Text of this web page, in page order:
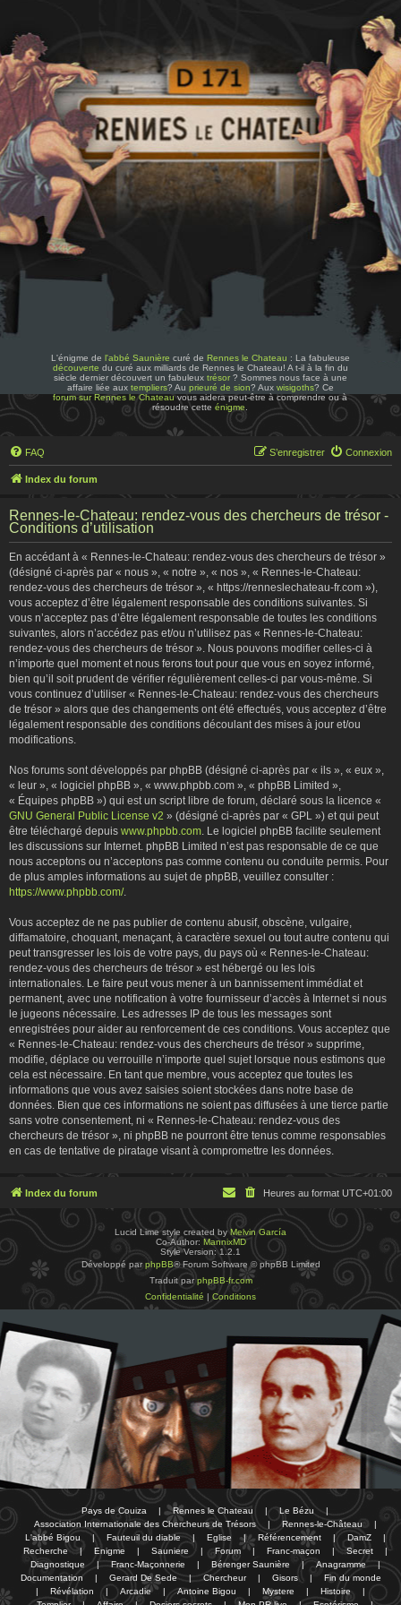
L'énigme de l'abbé Saunière curé de Rennes le Chateau : La fabuleuse
découverte du curé aux milliards de Rennes le Chateau! A t-il à la fin du
siècle dernier découvert un fabuleux trésor? Sommes nous face à une
affaire liée aux templiers? Au prieuré de sion? Aux wisigoths? Ce
forum sur Rennes le Chateauvous aidera peut-être à comprendre ou à
résoudre cetteénigme
FAQ Connexion
S’enregistrer
Index du forum
Rennes-le-Chateau: rendez-vous des chercheurs de trésor -
Conditions d’utilisation
En accédant à « Rennes-le-Chateau: rendez-vous des chercheurs de trésor »
(désigné ci-après par « nous », « notre », « nos », « Rennes-le-Chateau:
rendez-vous des chercheurs de trésor », « https://renneslechateau-fr.com »),
vous acceptez d’être légalement responsable des conditions suivantes. Si
vous n’acceptez pas d’être légalement responsable de toutes les conditions
suivantes, alors n’accédez pas et/ou n’utilisez pas « Rennes-le-Chateau:
rendez-vous des chercheurs de trésor ». Nous pouvons modifier celles-ci à
n’importe quel moment et nous ferons tout pour que vous en soyez informé,
bien qu’il soit prudent de vérifier régulièrement celles-ci par vous-même. Si
vous continuez d’utiliser « Rennes-le-Chateau: rendez-vous des chercheurs
de trésor » alors que des changements ont été effectués, vous acceptez d’être
légalement responsable des conditions découlant des mises à jour et/ou
modifications.
Nos forums sont développés par phpBB (désigné ci-après par « ils », « eux »,
« leur », « logiciel phpBB », « www.phpbb.com », « phpBB Limited »,
« Équipes phpBB ») qui est un script libre de forum, déclaré sous la licence «
GNU General Public License v2 » (désigné ci-après par « GPL ») et qui peut
être téléchargé depuis www.phpbb.com. Le logiciel phpBB facilite seulement
les discussions sur Internet. phpBB Limited n’est pas responsable de ce que
nous acceptons ou n’acceptons pas comme contenu ou conduite permis. Pour
de plus amples informations au sujet de phpBB, veuillez consulter :
https://www.phpbb.com/.
Vous acceptez de ne pas publier de contenu abusif, obscène, vulgaire,
diffamatoire, choquant, menaçant, à caractère sexuel ou tout autre contenu qui
peut transgresser les lois de votre pays, du pays où « Rennes-le-Chateau:
rendez-vous des chercheurs de trésor » est hébergé ou les lois
internationales. Le faire peut vous mener à un bannissement immédiat et
permanent, avec une notification à votre fournisseur d’accès à Internet si nous
le jugeons nécessaire. Les adresses IP de tous les messages sont
enregistrées pour aider au renforcement de ces conditions. Vous acceptez que
« Rennes-le-Chateau: rendez-vous des chercheurs de trésor » supprime,
modifie, déplace ou verrouille n’importe quel sujet lorsque nous estimons que
cela est nécessaire. En tant que membre, vous acceptez que toutes les
informations que vous avez saisies soient stockées dans notre base de
données. Bien que ces informations ne soient pas diffusées à une tierce partie
sans votre consentement, ni « Rennes-le-Chateau: rendez-vous des
chercheurs de trésor », ni phpBB ne pourront être tenus comme responsables
en cas de tentative de piratage visant à compromettre les données.
Index du forum Heures au format UTC+01:00
Lucid Lime style created by Melvin García
Co-Author: MannixMD
Style Version: 1.2.1
Développé parphpBB® Forum Software © phpBB Limited
Traduit par phpBB-fr.com
Confidentialité | Conditions
Pays de Couiza | Rennes le Chateau | Le Bézu
|
Association Internationale des Chercheurs de Trésors
| Rennes-le-Château
|
L'abbé Bigou
| Fauteuil du diable | Eglise | Référencement | DamZ
|
Recherche
| Enigme | Sauniere | Forum | Franc-maçon | Secret
|
Diagnostique
| Franc-Maçonnerie | Bérenger Saunière | Anagramme
|
Documentation
| Gerard De Sede | Chercheur | Gisors |
Fin du monde
|
Révélation | Arcadie | Antoine Bigou | Mystere | Histoire
|